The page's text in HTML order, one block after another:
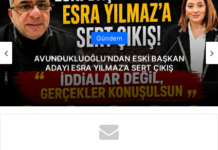
esi ok
e
m
Gündem
AVUNDUKLUOĞLU’NDAN ESKİ BAŞKAN
ADAYI ESRA YILMAZ’A SERT ÇIKIŞ